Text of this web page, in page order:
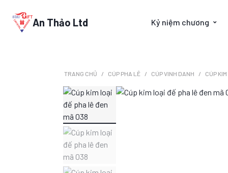
An Thảo Ltd Kỷ niệm chương
TRANG CHỦ CÚP PHA LÊ CÚP VINH DANH CÚP